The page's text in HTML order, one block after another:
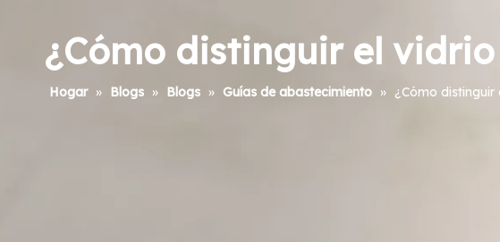
¿Cómo distinguir el
Hogar » Blogs » Blogs » Guías de abastecimiento » ¿Cómo distinguir